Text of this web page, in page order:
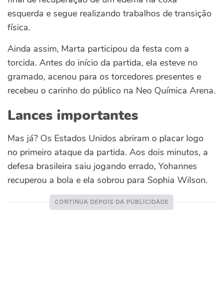
esquerda e segue realizando trabalhos de transição
física.
Ainda assim, Marta participou da festa com a
torcida. Antes do início da partida, ela esteve no
gramado, acenou para os torcedores presentes e
recebeu o carinho do público na Neo Química Arena.
Lances importantes
Mas já? Os Estados Unidos abriram o placar logo
no primeiro ataque da partida. Aos dois minutos, a
defesa brasileira saiu jogando errado, Yohannes
recuperou a bola e ela sobrou para Sophia Wilson.